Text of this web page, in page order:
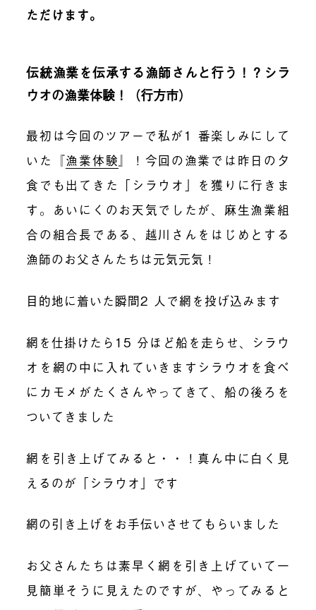
ただけます。
伝統漁業を伝承する漁師さんと行う！？シラ
ウオの漁業体験！（行方市）
最初は今回のツアーで私が1 番楽しみにして
いた『漁業体験 』！今回の漁業では昨日の夕
食でも出てきた「シラウオ」を獲りに行きま
す。あいにくのお天気でしたが、麻生漁業組
合の組合長である、越川さんをはじめとする
漁師のお父さんたちは元気元気！
目的地に着いた瞬間2 人で網を投げ込みます
網を仕掛けたら15 分ほど船を走らせ、シラウ
オを網の中に入れていきますシラウオを食べ
にカモメがたくさんやってきて、船の後ろを
ついてきました
網を引き上げてみると・・！真ん中に白く見
えるのが「シラウオ」です
網の引き上げをお手伝いさせてもらいました
お父さんたちは素早く網を引き上げていて一
見簡単そうに見えたのですが、やってみると